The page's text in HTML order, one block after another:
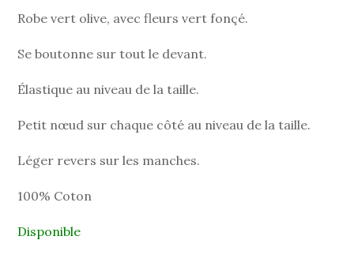
Robe vert olive, avec fleurs vert fonçé.
Se boutonne sur tout le devant.
Élastique au niveau de la taille.
Petit nœud sur chaque côté au niveau de la taille.
Léger revers sur les manches.
100% Coton
Disponible